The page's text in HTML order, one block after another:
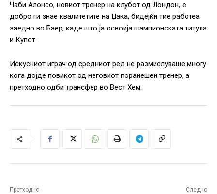
Чаби Алонсо, новиот тренер на клубот од Лондон, е
добро ги знае квалитетите на Џака, бидејќи тие работеа
заедно во Баер, каде што ја освоија шампионската титула
и Купот.
Искусниот играч од средниот ред не размислуваше многу
кога дојде повикот од неговиот поранешен тренер, а
претходно одби трансфер во Вест Хем.
Претходно Следно